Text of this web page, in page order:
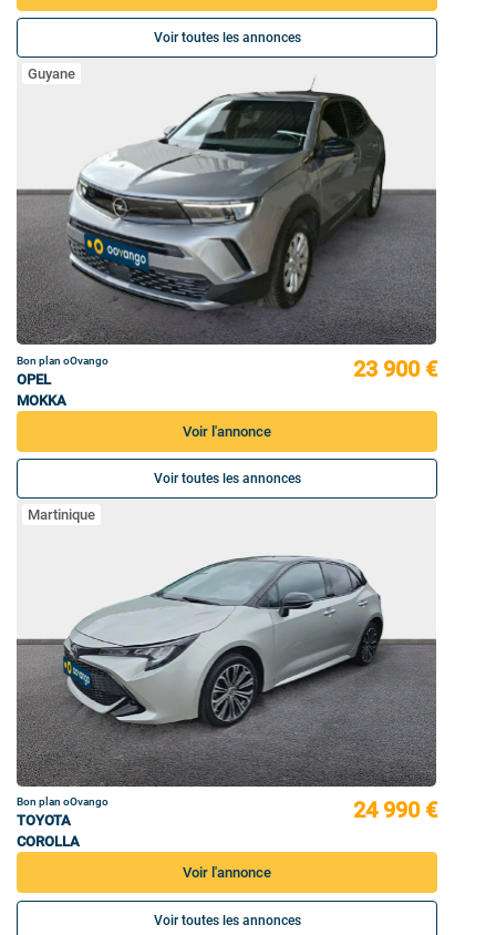
Voir toutes les annonces
Guyane
Bon plan oOvango
OPEL
MOKKA
23 900 €
Voir l'annonce
Voir toutes les annonces
Martinique
Bon plan oOvango
TOYOTA
COROLLA
24 990 €
Voir l'annonce
Voir toutes les annonces